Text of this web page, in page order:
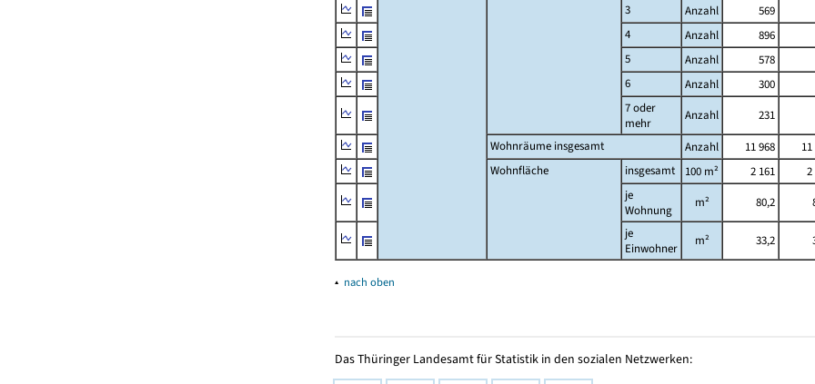
3
Anzahl
569
4
Anzahl
896
5
Anzahl
578
6
Anzahl
300
7 oder
mehr
Anzahl
231
Wohnräume insgesamt
Anzahl 11 968
Wohnfläche
insgesamt 100 m² 2 161
2
je
Wohnung
m² 80,2
je
Einwohner
m² 33,2
▴ nach oben
Das Thüringer Landesamt für Statistik in den sozialen Netzwerken: